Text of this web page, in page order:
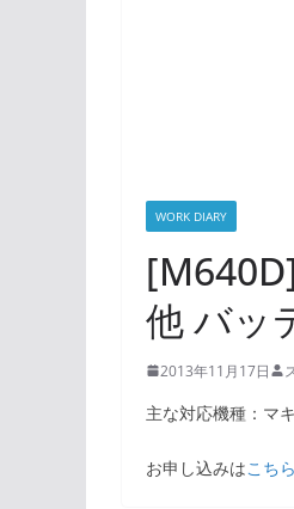
WORK DIARY
他 バッ
2013年11月17日
主な対応機種：マ
お申し込みはこちら